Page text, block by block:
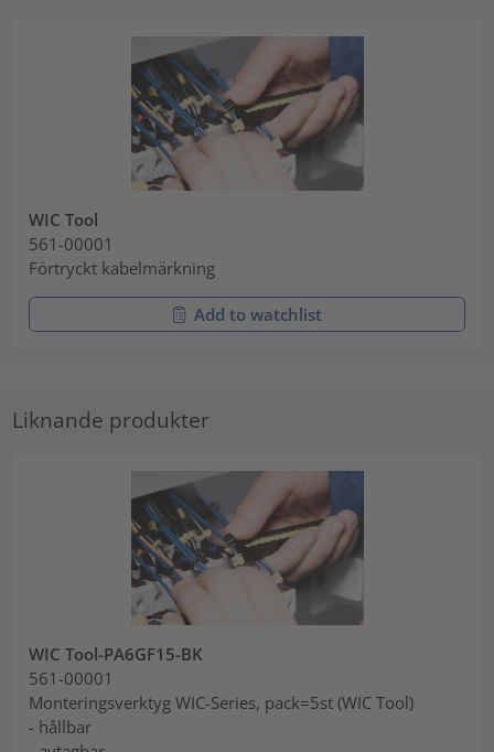
WIC Tool
561-00001
Förtryckt kabelmärkning
Add to watchlist
Liknande produkter
WIC Tool-PA6GF15-BK
561-00001
Monteringsverktyg WIC-Series, pack=5st (WIC Tool)
- hållbar